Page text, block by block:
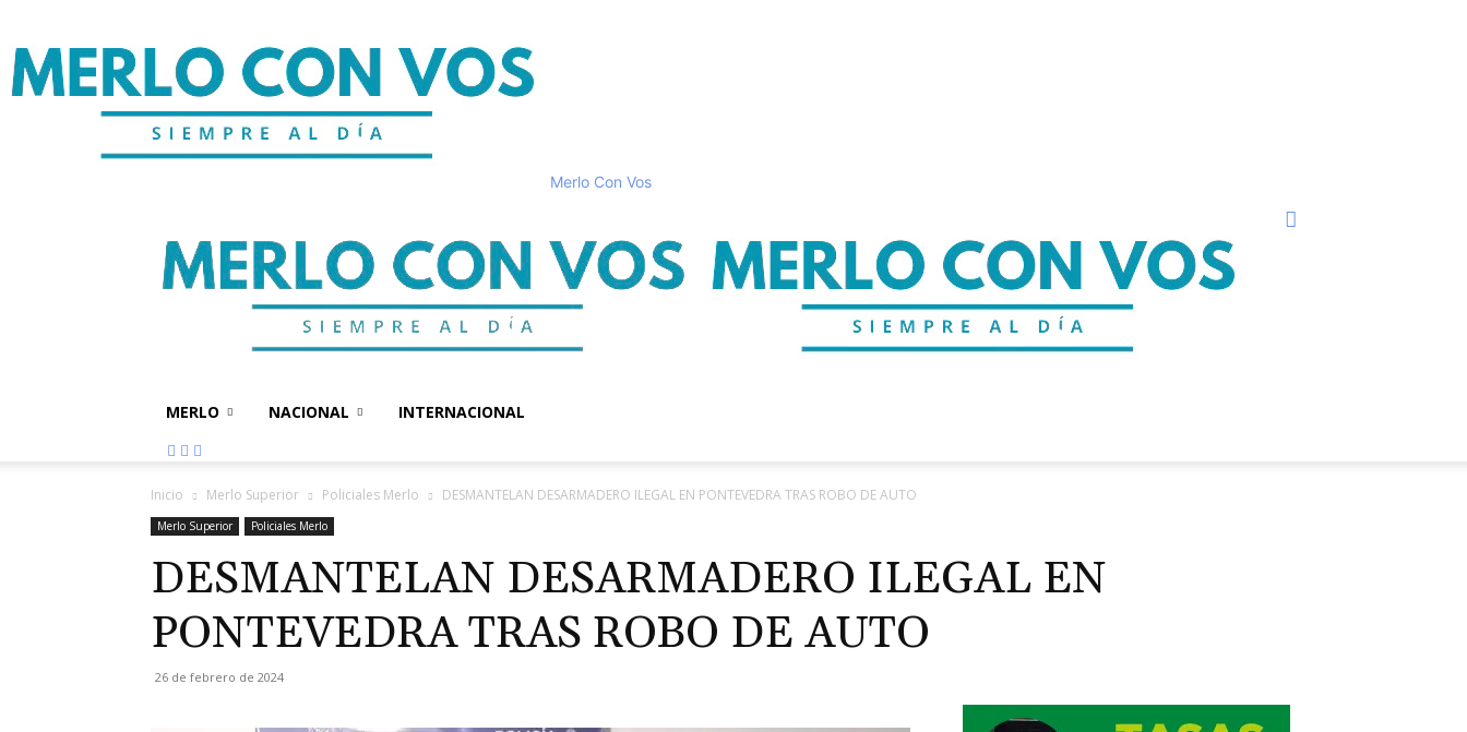
Merlo Con Vos
MERLO NACIONAL INTERNACIONAL
Inicio Merlo Superior Policiales Merlo DESMANTELAN DESARMADERO ILEGAL EN PONTEVEDRA TRAS ROBO DE AUTO
Merlo Superior Policiales Merlo
DESMANTELAN DESARMADERO ILEGAL EN
PONTEVEDRA TRAS ROBO DE AUTO
26 de febrero de 2024